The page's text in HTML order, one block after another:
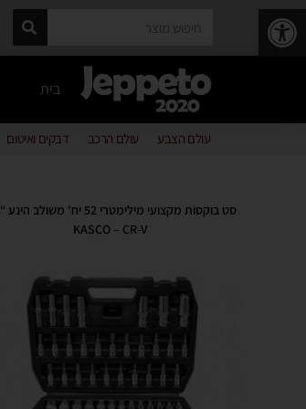
פתח סרגל נגישות
בית
עולם הצבע עולם הרכב דבקים ואיטום
KASCO – CR-V